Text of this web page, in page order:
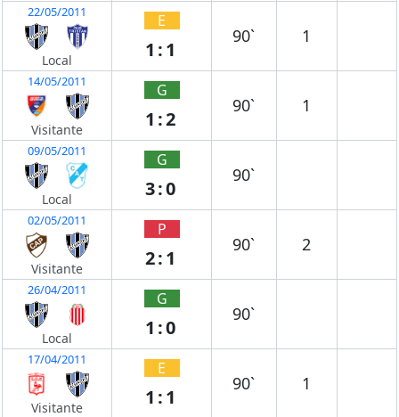
22/05/2011
Local
E
1:1
90` 1
14/05/2011
Visitante
G
1:2
90` 1
09/05/2011
Local
G
3:0
90`
02/05/2011
Visitante
P
2:1
90` 2
26/04/2011
Local
G
1:0
90`
17/04/2011
Visitante
E
1:1
90` 1